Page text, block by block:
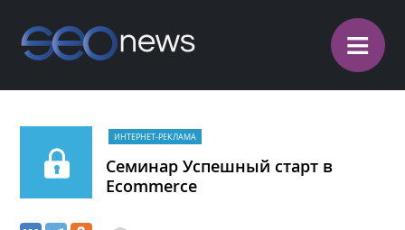
≡
ИНТЕРНЕТ-РЕКЛАМА
Семинар Успешный старт в
Ecommerce